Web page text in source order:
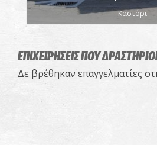
Καστόρι
ΕΠΙΧΕΙΡΗΣΕΙΣ ΠΟΥ
Δε βρέθηκαν επαγγελματίες